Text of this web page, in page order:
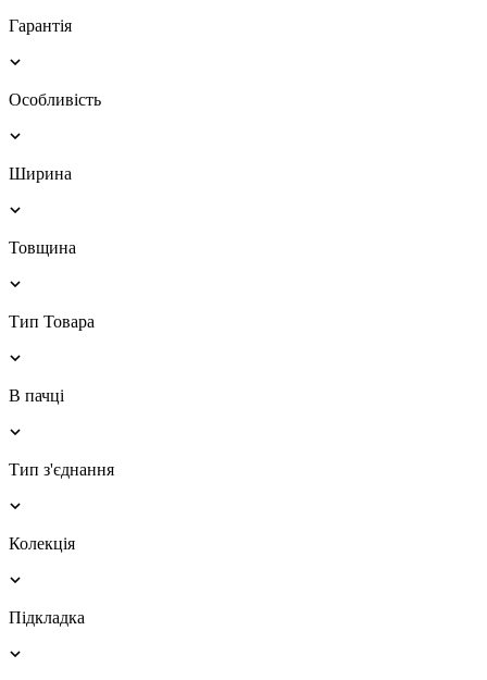
Гарантія
Особливість
Ширина
Товщина
Тип Товара
В пачці
Тип з'єднання
Колекція
Підкладка